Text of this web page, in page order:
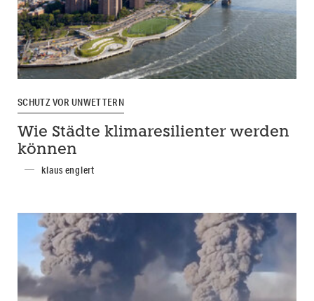
SCHUTZ VOR UNWETTERN
Wie Städte klimaresilienter werden
können
klaus englert